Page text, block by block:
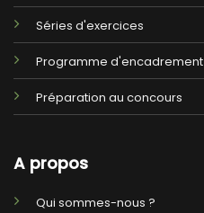
Séries d'exercices
Programme d'encadrement
Préparation au concours
A propos
Qui sommes-nous ?